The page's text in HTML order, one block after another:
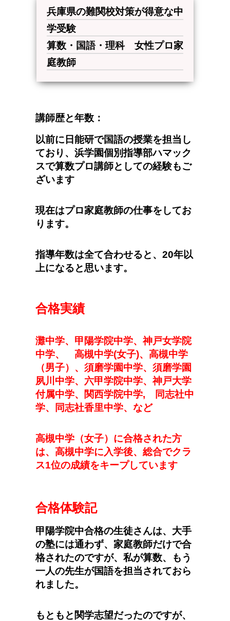
兵庫県の難関校対策が得意な中
学受験
算数・国語・理科 女性プロ家
庭教師
講師歴と年数：
以前に日能研で国語の授業を担当し
ており、浜学園個別指導部ハマック
スで算数プロ講師としての経験もご
ざいます
現在はプロ家庭教師の仕事をしてお
ります。
指導年数は全て合わせると、20年以
上になると思います。
合格実績
灘中学、甲陽学院中学、神戸女学院
中学、 高槻中学(女子)、高槻中学
（男子）、須磨学園中学、須磨学園
夙川中学、六甲学院中学、神戸大学
付属中学、関西学院中学, 同志社中
学、同志社香里中学、など
高槻中学（女子）に合格された方
は、高槻中学に入学後、総合でクラ
ス1位の成績をキープしています
合格体験記
甲陽学院中合格の生徒さんは、大手
の塾には通わず、家庭教師だけで合
格されたのですが、私が算数、もう
一人の先生が国語を担当されておら
れました。
もともと関学志望だったのですが、